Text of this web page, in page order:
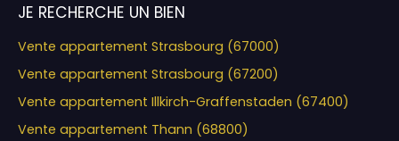
JE RECHERCHE UN BIEN
Vente appartement Strasbourg (67000)
Vente appartement Strasbourg (67200)
Vente appartement Illkirch-Graffenstaden (67400)
Vente appartement Thann (68800)